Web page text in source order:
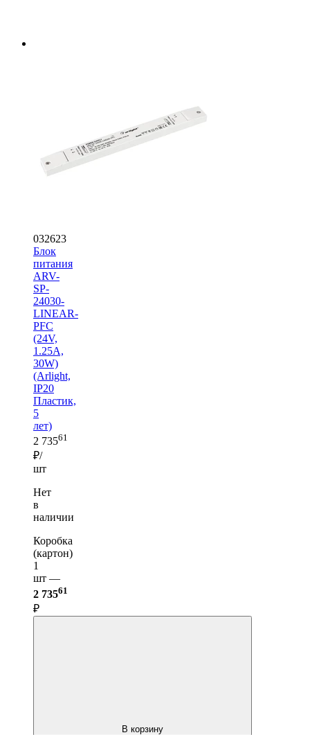
032623
Блок
питания
ARV-
SP-
24030-
LINEAR-
PFC
(24V,
1.25A,
30W)
(Arlight,
IP20
Пластик,
5
лет)
2 73561
₽/
шт
Нет
в
наличии
Коробка
(картон)
1
шт —
2 73561
₽
В корзину